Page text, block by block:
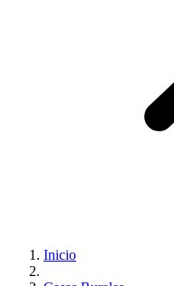
Inicio